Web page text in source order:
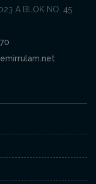
A BLOK NO: 45